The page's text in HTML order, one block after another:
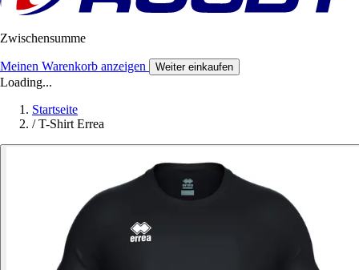
Zwischensumme
Meinen Warenkorb anzeigen Weiter einkaufen
Loading...
Startseite
/ T-Shirt Errea